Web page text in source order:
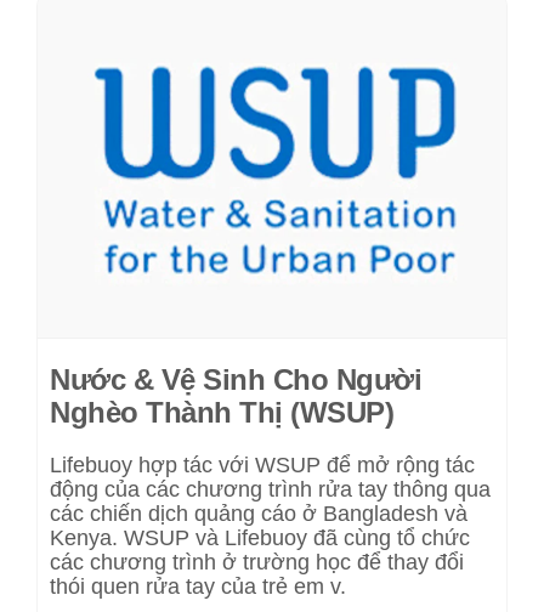
Nước & Vệ Sinh Cho Người
Nghèo Thành Thị (WSUP)
Lifebuoy hợp tác với WSUP để mở rộng tác
động của các chương trình rửa tay thông qua
các chiến dịch quảng cáo ở Bangladesh và
Kenya. WSUP và Lifebuoy đã cùng tổ chức
các chương trình ở trường học để thay đổi
thói quen rửa tay của trẻ em v.